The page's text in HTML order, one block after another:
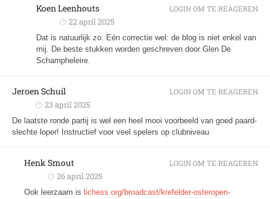
Koen Leenhouts
22 april 2025
Dat is natuurlijk zo. Eén correctie wel: de blog is niet enkel van
mij. De beste stukken worden geschreven door Glen De
Schampheleire.
LOGIN OM TE REAGEREN
Jeroen Schuil
23 april 2025
De laatste ronde partij is wel een heel mooi voorbeeld van goed paard-
slechte loper! Instructief voor veel spelers op clubniveau
LOGIN OM TE REAGEREN
Henk Smout
26 april 2025
Ook leerzaam is lichess.org/broadcast/krefelder-osteropen-
LOGIN OM TE REAGEREN